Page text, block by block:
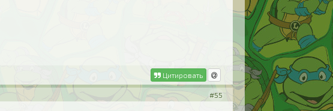
Цитировать
#55